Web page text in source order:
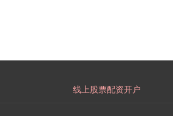
线上股票配资开户